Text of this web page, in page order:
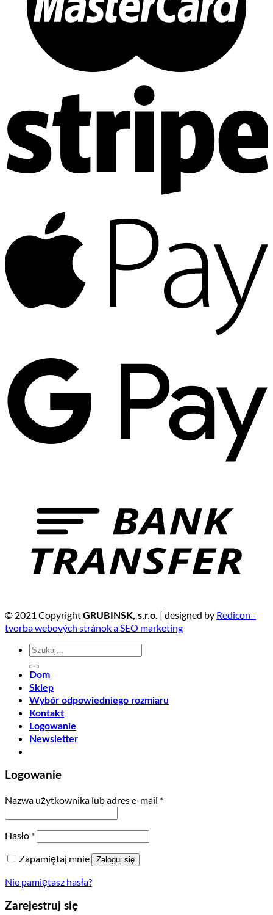
© 2021 CopyrightGRUBINSK, s.r.o. | designed by Redicon -
tvorba webových stránok a SEO marketing
Szukaj:
Dom
Sklep
Wybór odpowiedniego rozmiaru
Kontakt
Logowanie
Newsletter
Logowanie
Nazwa użytkownika lub adres e-mail *
Hasło *
Zapamiętaj mnie
Zaloguj się
Nie pamiętasz hasła?
Zarejestruj się